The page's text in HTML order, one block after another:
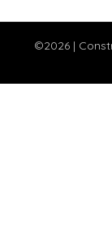
©2026 |